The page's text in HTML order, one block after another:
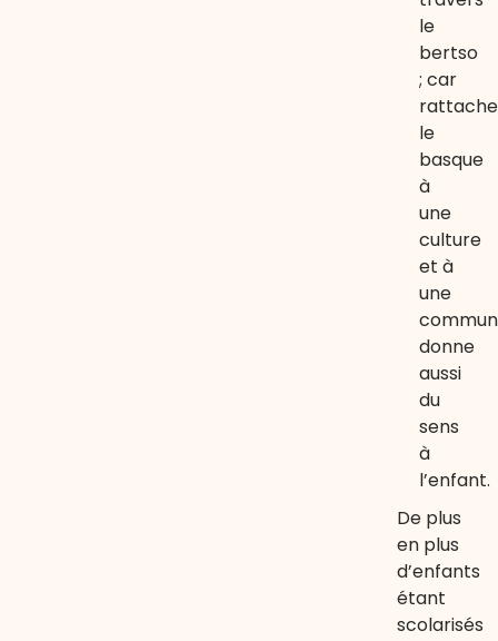
le
bertso
; car
le
basque
à
une
culture
et à
une
donne
aussi
du
sens
à
l’enfant.
De plus
en plus
d’enfants
étant
scolarisés